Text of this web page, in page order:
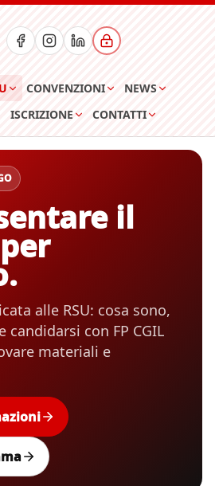
CONVENZIONI
NEWS
ISCRIZIONE CONTATTI
il
alle RSU: cosa sono,
candidarsi con FP CGIL
materiali e